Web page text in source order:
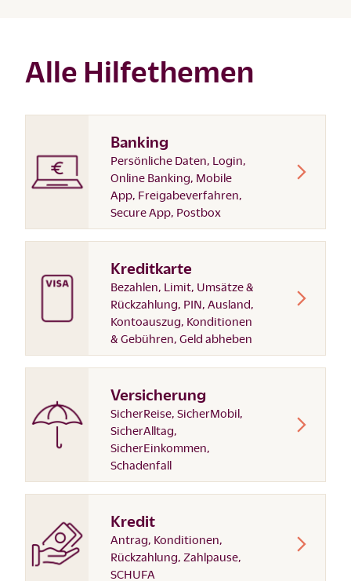
Alle Hilfethemen
Banking
Persönliche Daten, Login,
Online Banking, Mobile
App, Freigabeverfahren,
Secure App, Postbox
Kreditkarte
Bezahlen, Limit, Umsätze &
Rückzahlung, PIN, Ausland,
Kontoauszug, Konditionen
& Gebühren, Geld abheben
Versicherung
SicherReise, SicherMobil,
SicherAlltag,
SicherEinkommen,
Schadenfall
Kredit
Antrag, Konditionen,
Rückzahlung, Zahlpause,
SCHUFA